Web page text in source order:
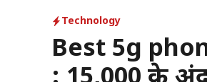
Technology
Best 5g